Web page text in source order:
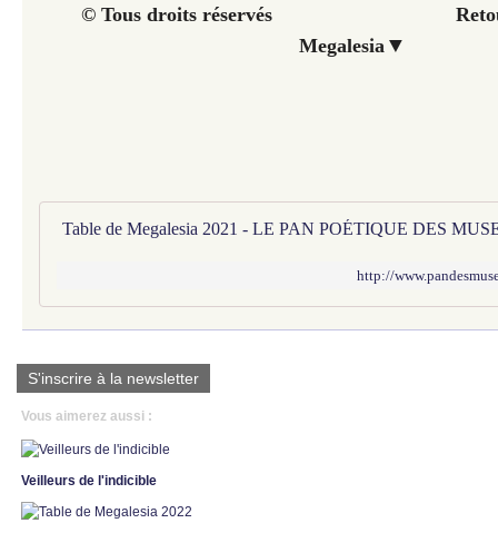
© Tous droits réservés Retour à
Megalesia ▼
Table de Megalesia 2021 - LE PAN POÉTIQUE DES
http://
S'inscrire à la newsletter
Vous aimerez aussi :
Veilleurs de l'indicible